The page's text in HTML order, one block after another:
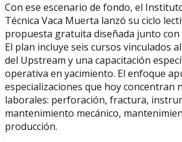
Con ese escenario de fondo, el
Técnica Vaca Muerta lanzó su ciclo
propuesta gratuita diseñada junto con
El plan incluye seis cursos vinculados
del Upstream y una capacitación
operativa en yacimiento. El enfoque
especializaciones que hoy concentran
laborales: perforación, fractura,
mantenimiento mecánico,
producción.